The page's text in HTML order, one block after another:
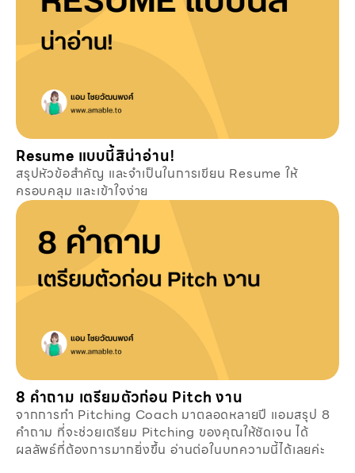
Resume แบบนี้สิน่าอ่าน!
สรุปหัวข้อสำคัญ และจำเป็นในการเขียน Resume ให้
ครอบคลุม และเข้าใจง่าย
8 คำถาม เตรียมตัวก่อน Pitch งาน
จากการทำ Pitching Coach มาตลอดหลายปี แอมสรุป 8
คำถาม ที่จะช่วยเตรียม Pitching ของคุณให้ชัดเจน ได้
ผลลัพธ์ที่ต้องการมากยิ่งขึ้น อ่านต่อในบทความนี้ได้เลยค่ะ